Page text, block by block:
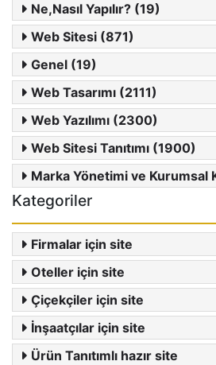
Ne,Nasıl Yapılır? (19)
Web Sitesi (871)
Genel (19)
Web Tasarımı (2111)
Web Yazılımı (2300)
Web Sitesi Tanıtımı (1900)
Marka Yönetimi ve Kurumsal
Kategoriler
Firmalar için site
Oteller için site
Çiçekçiler için site
İnşaatçılar için site
Ürün Tanıtımlı hazır site